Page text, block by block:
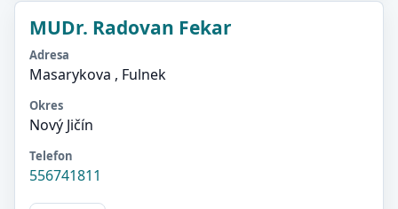
MUDr. Radovan Fekar
Adresa
Masarykova , Fulnek
Okres
Nový Jičín
Telefon
556741811